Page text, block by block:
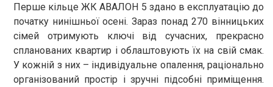
Перше кільце ЖК АВАЛОН 5 здано в експлуатацію до
початку нинішньої осені. Зараз понад 270 вінницьких
сімей отримують ключі від сучасних, прекрасно
спланованих квартир і облаштовують їх на свій смак.
У кожній з них – індивідуальне опалення, раціонально
організований простір і зручні підсобні приміщення.